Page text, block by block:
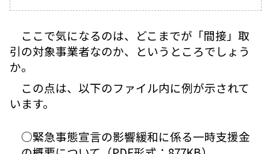
ここで気になるのは、どこまでが「間接」取
引の対象事業者なのか、というところでしょう
か。
この点は、以下のファイル内に例が示されて
います。
○緊急事態宣言の影響緩和に係る一時支援金